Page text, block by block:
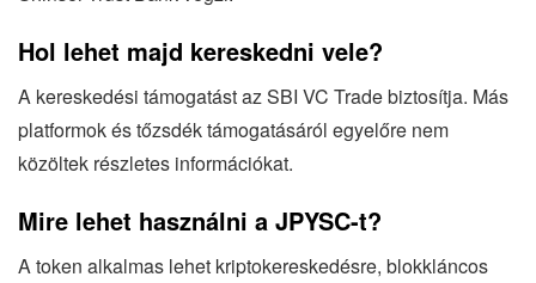
Hol lehet majd kereskedni vele?
A kereskedési támogatást az SBI VC Trade biztosítja. Más
platformok és tőzsdék támogatásáról egyelőre nem
közöltek részletes információkat.
Mire lehet használni a JPYSC-t?
A token alkalmas lehet kriptokereskedésre, blokkláncos